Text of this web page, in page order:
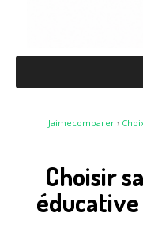
Jaimecomparer›
Choisir